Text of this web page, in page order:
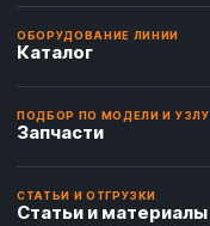
ОБОРУДОВАНИЕ ЛИНИИ
Каталог
ПОДБОР ПО МОДЕЛИ И УЗЛУ
Запчасти
СТАТЬИ И ОТГРУЗКИ
Статьи и материалы